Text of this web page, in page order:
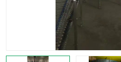
塑料撕碎机